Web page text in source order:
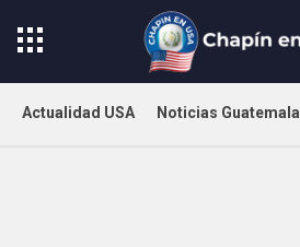
Actualidad USA Noticias Guatemala